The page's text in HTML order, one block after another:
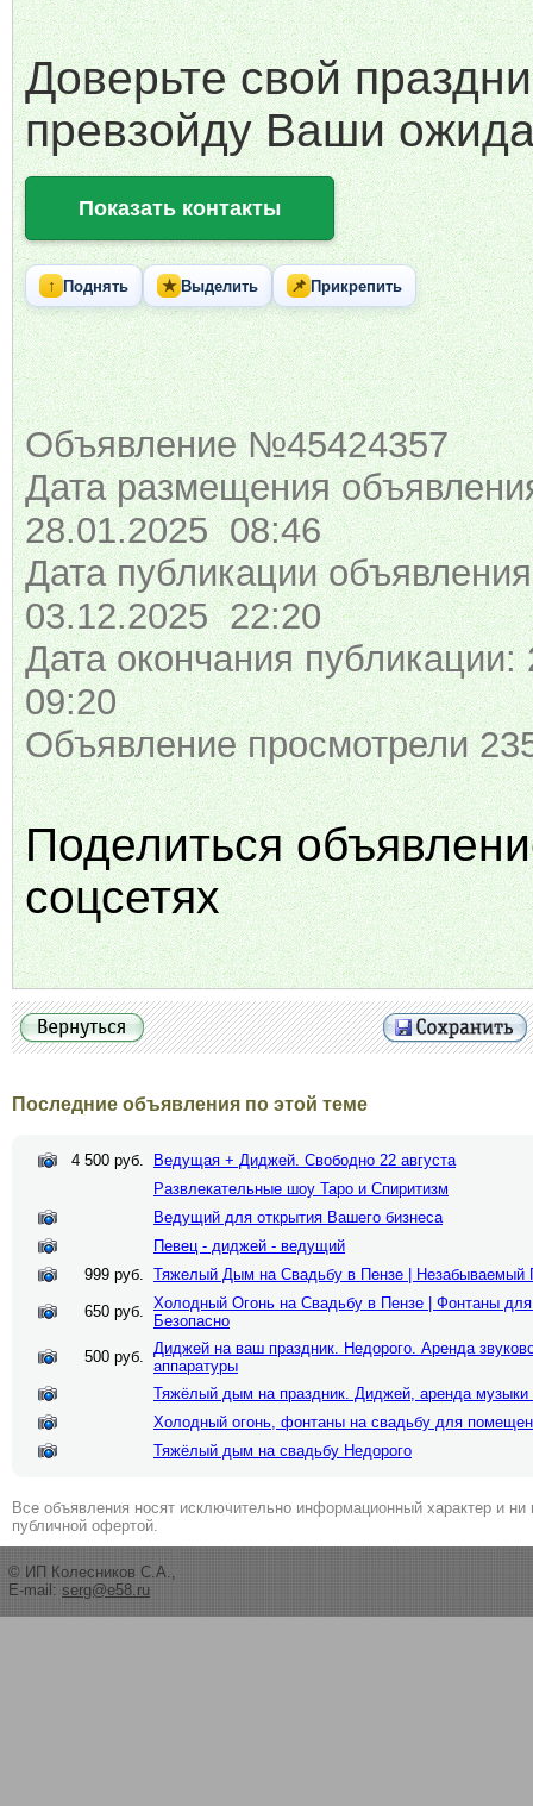
Доверьте свой
превзойду Ваши
Показать контакты
↑ Поднять ★ Выделить 📌 Прикрепить
Объявление №45424357
Дата размещения
28.01.2025 08:46
Дата публикации
03.12.2025 22:20
Дата окончания публикации:
09:20
Объявление просмотрели
Поделиться
соцсетях
Последние объявления по этой теме
4 500 руб.
Ведущая + Диджей. Свободно 22 августа
Развлекательные шоу Таро и Спиритизм
Ведущий для открытия Вашего бизнеса
Певец - диджей - ведущий
999 руб. Тяжелый Дым на Свадьбу в Пензе | Незабываемый
650 руб. Холодный Огонь на Свадьбу в Пензе | Фонтаны
Безопасно
500 руб. Диджей на ваш праздник. Недорого. Аренда
аппаратуры
Тяжёлый дым на праздник. Диджей, аренда музыки
Холодный огонь, фонтаны на свадьбу для
Тяжёлый дым на свадьбу Недорого
Все объявления носят исключительно информационный характер и ни
публичной офертой.
© ИП Колесников С.А.,
E-mail: serg@e58.ru